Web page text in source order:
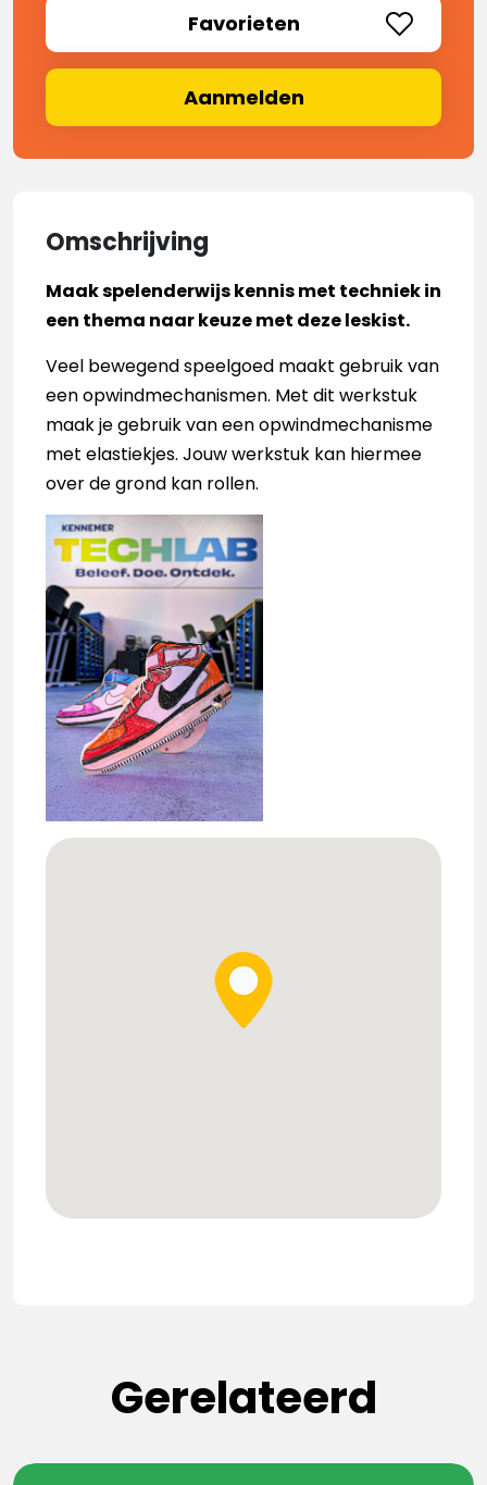
Favorieten
Aanmelden
Omschrijving
Maak spelenderwijs kennis met techniek in
een thema naar keuze met deze leskist.
Veel bewegend speelgoed maakt gebruik van
een opwindmechanismen. Met dit werkstuk
maak je gebruik van een opwindmechanisme
met elastiekjes. Jouw werkstuk kan hiermee
over de grond kan rollen.
Gerelateerd